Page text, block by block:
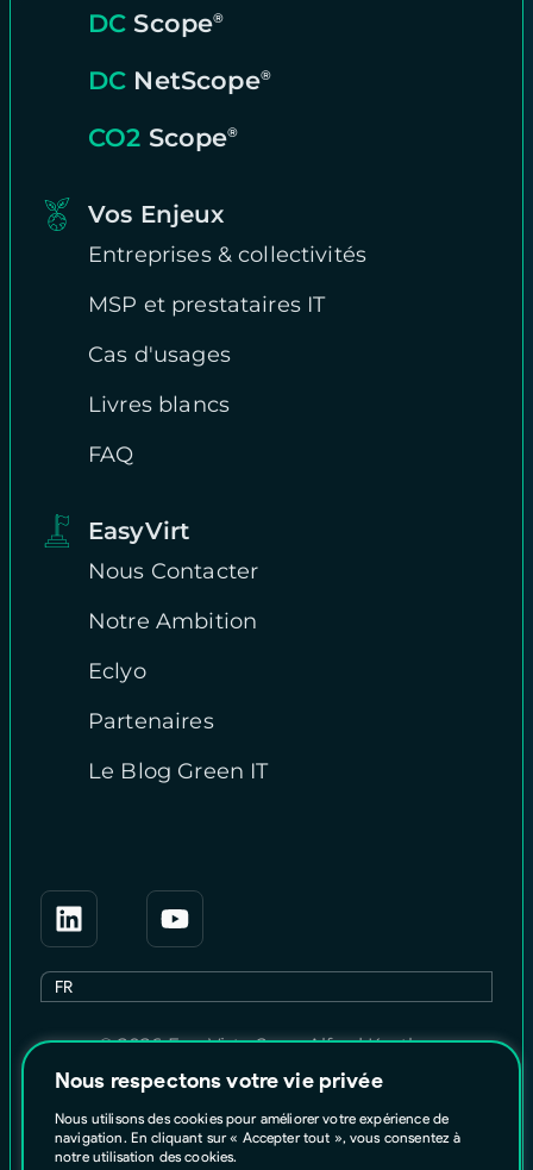
Nous respectons votre vie privée
Nous utilisons des cookies pour améliorer votre expérience de
navigation. En cliquant sur « Accepter tout », vous consentez à
notre utilisation des cookies.
DC Scope®
DC NetScope®
CO2 Scope®
Vos Enjeux
Entreprises & collectivités
MSP et prestataires IT
Cas d'usages
Livres blancs
FAQ
EasyVirt
Nous Contacter
Notre Ambition
Eclyo
Partenaires
Le Blog Green IT
FR
EN
© 2026 EasyVirt - 2 rue Alfred Kastler,
44300 Nantes, France
CGU
Mentions légales
Site par Cré